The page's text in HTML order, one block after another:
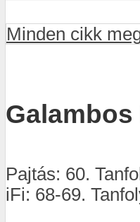
Minden cikk
Pajtás: 60.
iFi: 68-69.